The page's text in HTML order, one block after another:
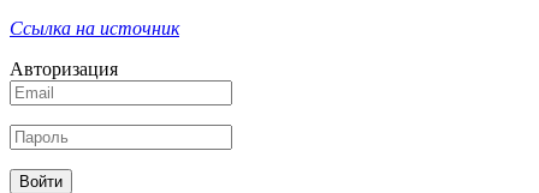
Ссылка на источник
Авторизация
Войти